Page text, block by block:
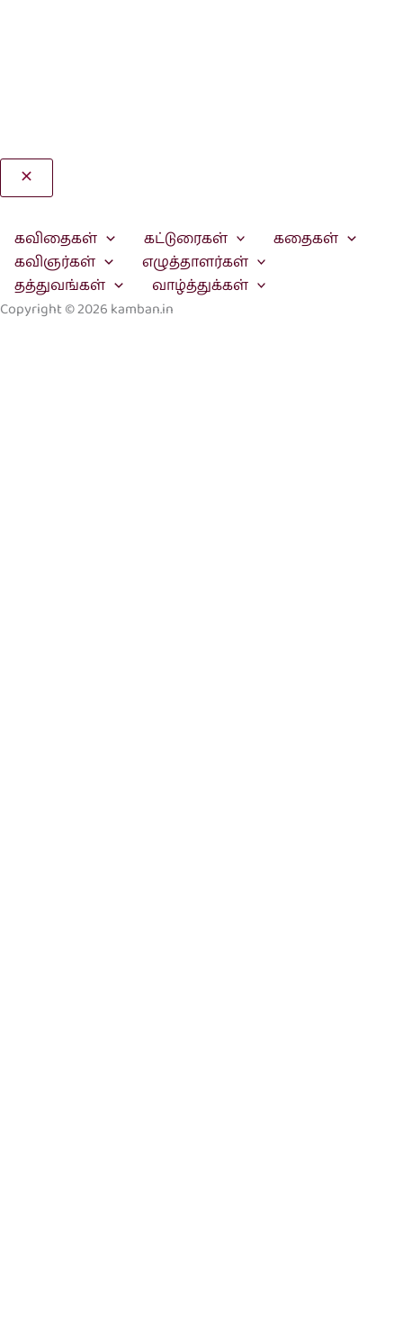
கவிதைகள் கட்டுரைகள்
கதைகள்
கவிஞர்கள்
எழுத்தாளர்கள்
தத்துவங்கள்
வாழ்த்துக்கள்
Copyright © 2026 kamban.in